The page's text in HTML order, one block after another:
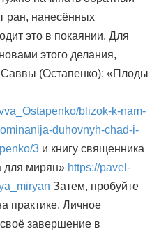
ран, нанесённых
это в покаянии. Для
этого делания,
Саввы (Остапенко): «Плоды
blizok-k-nam-
duhovnyh-chad-i-
3 и книгу священника
для мирян» https://pavel-
Затем, пробуйте
практике. Личное
завершение в